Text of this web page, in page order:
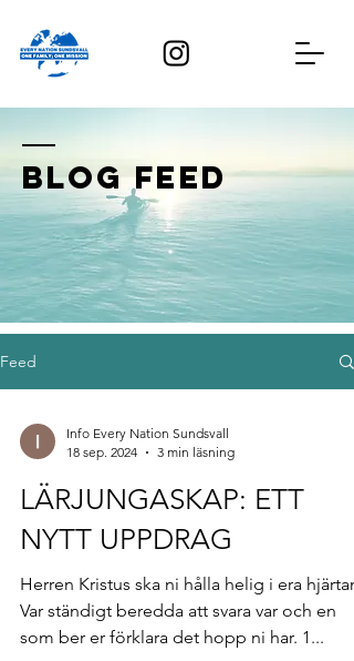
BLOG FEED
Feed
Info Every Nation Sundsvall
18 sep. 2024
3 min läsning
LÄRJUNGASKAP: ETT
NYTT UPPDRAG
Herren Kristus ska ni hålla helig i era hjärtan.
Var ständigt beredda att svara var och en
som ber er förklara det hopp ni har. 1...